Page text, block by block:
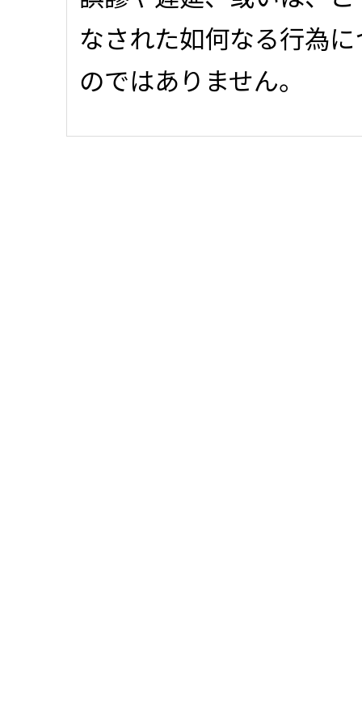
なされた如何なる行為
のではありません。